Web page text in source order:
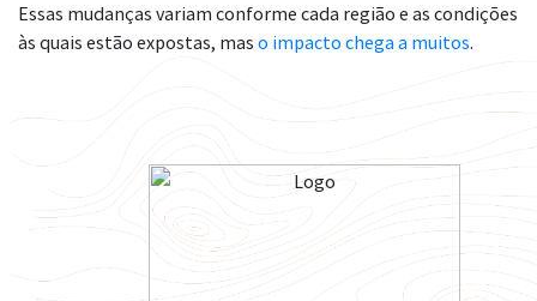
Essas mudanças variam conforme cada região e as condições
às quais estão expostas, mas o impacto chega a muitos.